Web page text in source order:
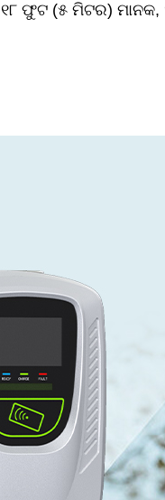
୧୮ ଫୁଟ (୫ ମିଟର)